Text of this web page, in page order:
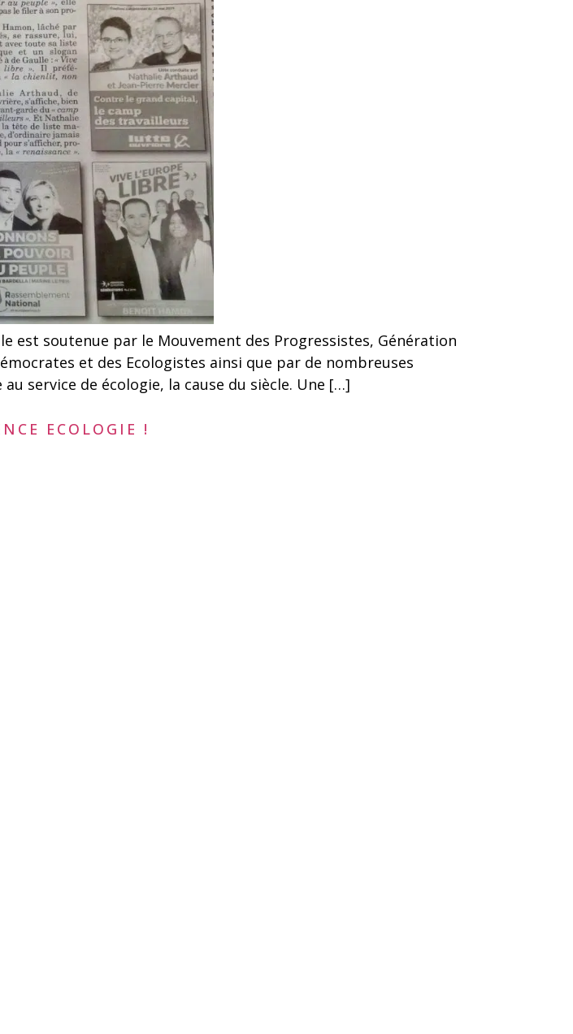
est soutenue par le Mouvement des Progressistes, Génération
et des Ecologistes ainsi que par de nombreuses
service de écologie, la cause du siècle. Une […]
ECOLOGIE !